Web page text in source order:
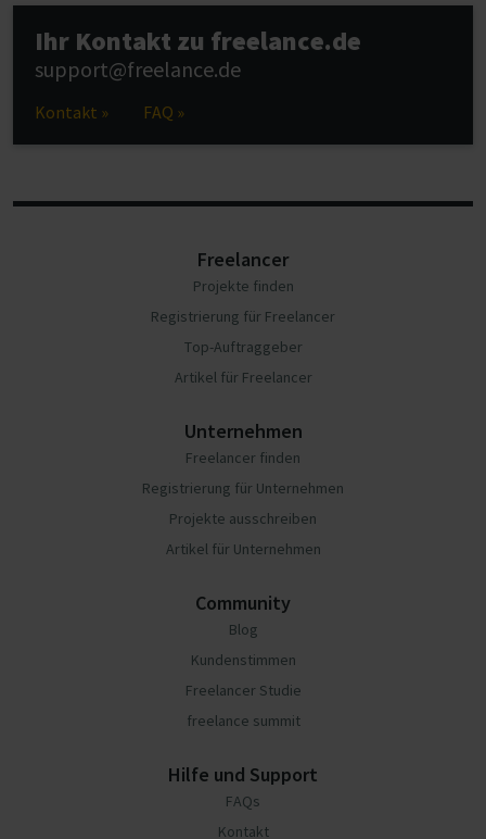
Ihr Kontakt zu freelance.de
support@freelance.de
Kontakt » FAQ »
Freelancer
Projekte finden
Registrierung für Freelancer
Top-Auftraggeber
Artikel für Freelancer
Unternehmen
Freelancer finden
Registrierung für Unternehmen
Projekte ausschreiben
Artikel für Unternehmen
Community
Blog
Kundenstimmen
Freelancer Studie
freelance summit
Hilfe und Support
FAQs
Kontakt